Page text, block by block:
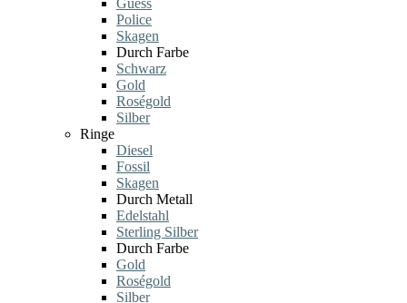
Guess
Police
Skagen
Durch Farbe
Schwarz
Gold
Roségold
Silber
Ringe
Diesel
Fossil
Skagen
Durch Metall
Edelstahl
Sterling Silber
Durch Farbe
Gold
Roségold
Silber